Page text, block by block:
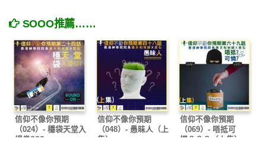
SOOO推薦……
信仰不像你預期
（024）- 穩袋天堂入
場劵???
信仰不像你預期
（048）- 愚昧人（上
集）
信仰不像你預期
（069）- 唔抵可
憐？？？（上集）